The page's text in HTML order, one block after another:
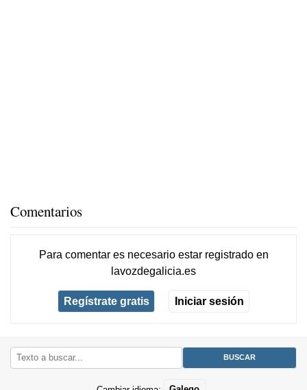
Comentarios
Para comentar es necesario estar registradoen
lavozdegalicia.es
Regístrate gratis Iniciar sesión